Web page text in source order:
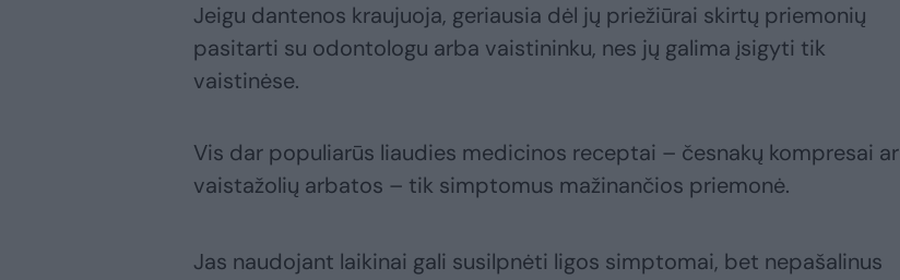
Jeigu dantenos kraujuoja, geriausia dėl jų priežiūrai skirtų priemonių
pasitarti su odontologu arba vaistininku, nes jų galima įsigyti tik
vaistinėse.
Vis dar populiarūs liaudies medicinos receptai – česnakų kompresai ar
vaistažolių arbatos – tik simptomus mažinančios priemonė.
Jas naudojant laikinai gali susilpnėti ligos simptomai, bet nepašalinus